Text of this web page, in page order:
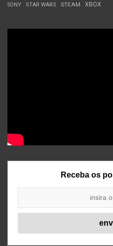
SONY STAR WARS STEAM XBOX
Receba os